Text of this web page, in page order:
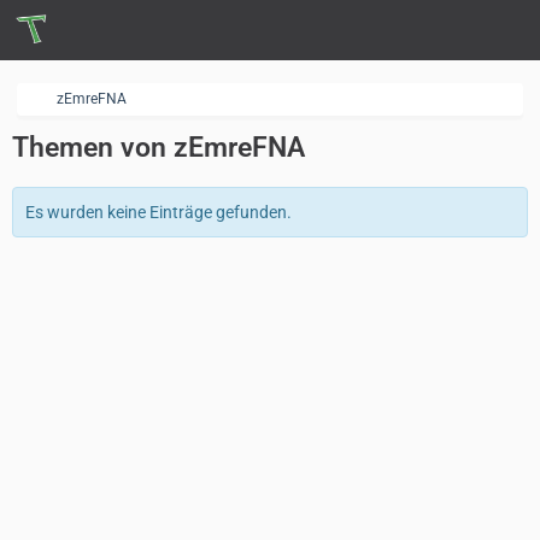
zEmreFNA
Themen von zEmreFNA
Es wurden keine Einträge gefunden.